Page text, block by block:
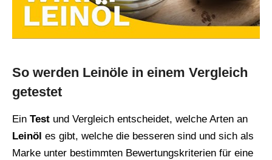
So werden Leinöle in einem Vergleich
getestet
Ein Test und Vergleich entscheidet, welche Arten an
Leinöl es gibt, welche die besseren sind und sich als
Marke unter bestimmten Bewertungskriterien für eine